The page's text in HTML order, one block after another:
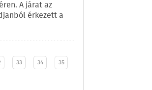
A járat az
érkezett a
33 34 35